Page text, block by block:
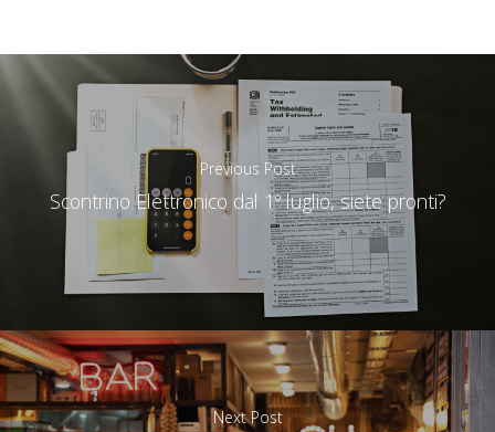
Previous Post
Scontrino Elettronico dal 1º luglio, siete pronti?
Next Post
Negozi cannabis light